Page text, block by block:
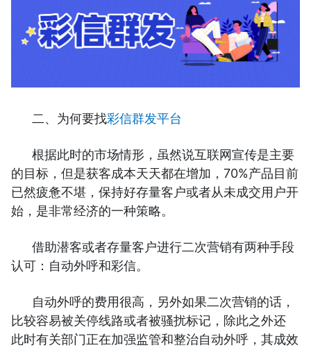
二、为何要找彩信群发平台
根据此时的市场情形，虽然说互联网宣传是主要
的目标，但是获客成本天天都在增加，70%产品目前
已然疲惫不堪，保持好存量客户或者从未成交用户开
始，是非常经济的一种策略。
借助潜客或者存量客户进行二次营销有两种手段
认可：自动外呼和彩信。
自动外呼的费用很高，另外如果二次营销的话，
比较容易被关停线路或者被骚扰标记，除此之外还
此时有关部门正在加强监管和整治自动外呼，其成效